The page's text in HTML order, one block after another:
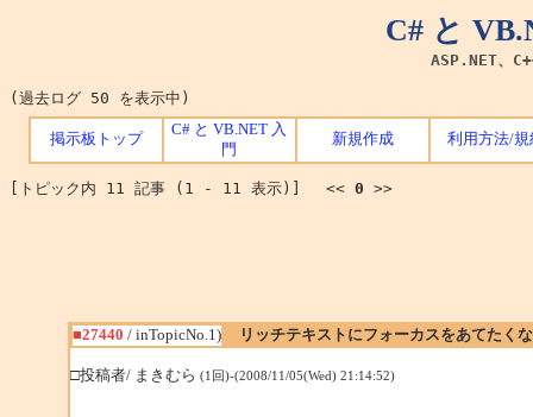
C# と
ASP.NET、
(過去ログ 50 を表示中)
掲示板トップ
C# と VB.NET 入
門
新規作成 利用方法/規
[トピック内 11 記事 (1 - 11 表示)] << 0 >>
■27440 / inTopicNo.1) リッチテキストにフォーカスをあてたく
□投稿者/ まきむら (1回)-(2008/11/05(Wed) 21:14:52)